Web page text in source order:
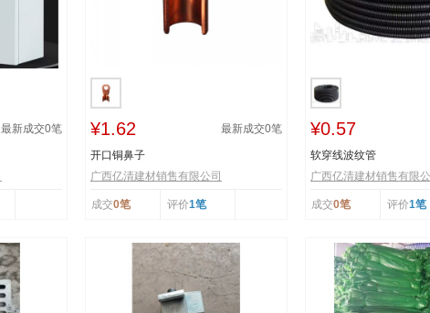
最新成交0笔 ¥1.62 最新成交0笔
开口铜鼻子
广西亿清建材销售有限公司
成交0笔 评价1笔
¥0.57
软穿线波纹管
广西亿清建材销售有限
成交0笔 评价1笔